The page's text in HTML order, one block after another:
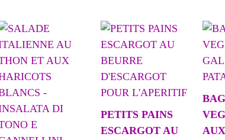
PETITS PAINS
ESCARGOT AU